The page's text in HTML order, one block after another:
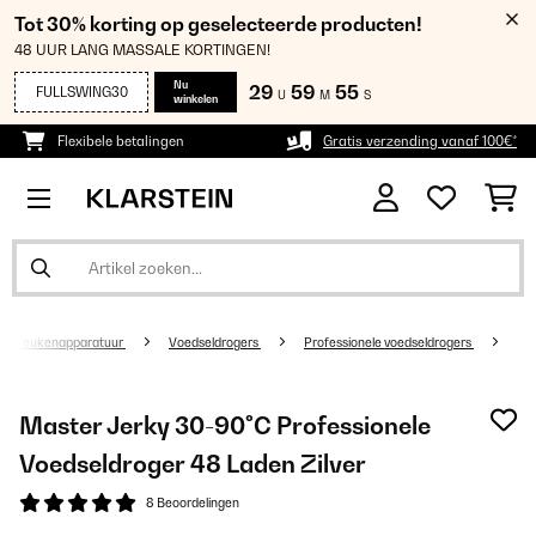
Tot 30% korting op geselecteerde producten!
48 UUR LANG MASSALE KORTINGEN!
FULLSWING30
Nu
winkelen
29 U 59 M 55 S
Flexibele betalingen Gratis verzending vanaf 100€*
Keukenapparatuur Voedseldrogers Professionele voedseldrogers
Master Jerky 30-90°C Professionele
Voedseldroger 48 Laden Zilver
8 Beoordelingen